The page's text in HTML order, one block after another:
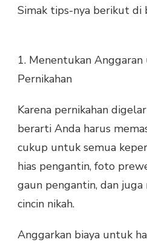
Simak tips-nya berikut di
1. Menentukan
Pernikahan
Karena pernikahan
berarti Anda harus
cukup untuk semua
hias pengantin, foto
gaun pengantin, dan
cincin nikah.
Anggarkan biaya untuk